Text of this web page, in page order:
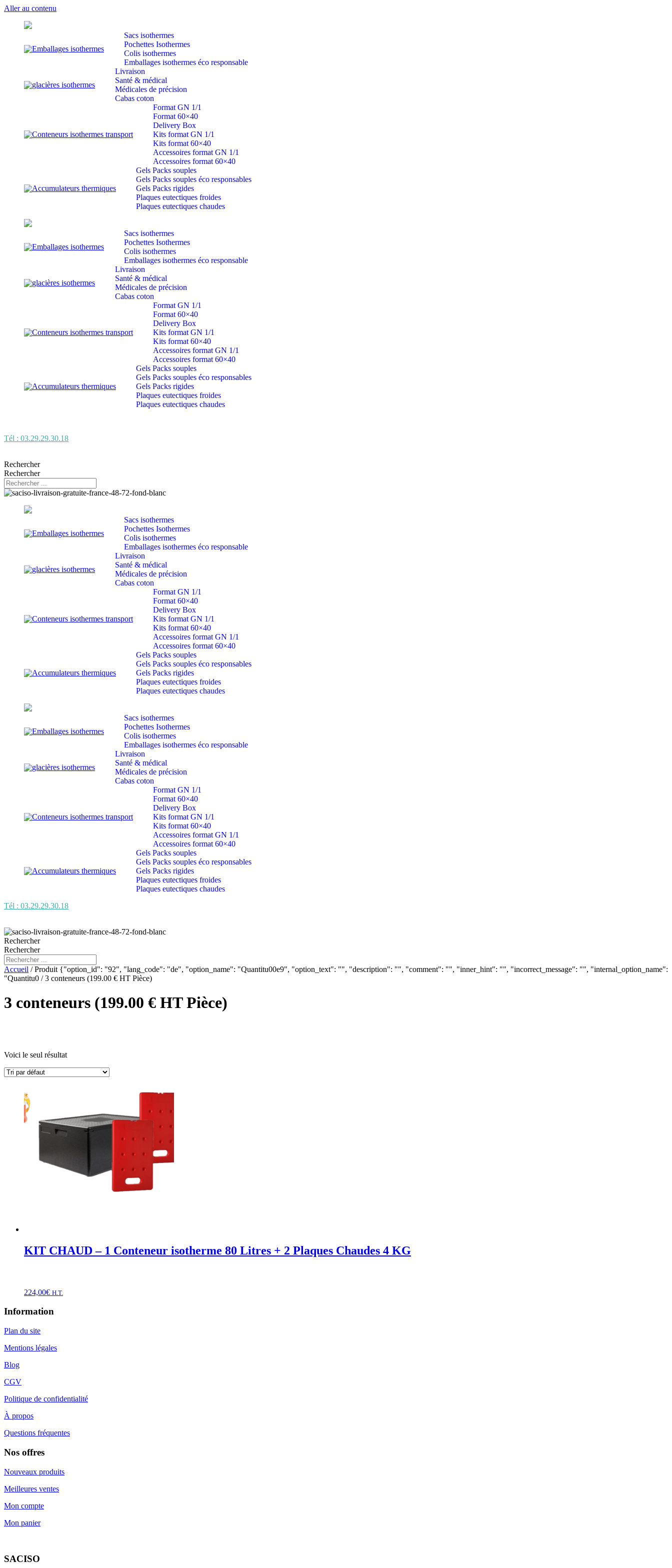
Aller au contenu
Emballages isothermes
Sacs isothermes
Pochettes Isothermes
Colis isothermes
Emballages isothermes éco responsable
glacières isothermes
Livraison
Santé & médical
Médicales de précision
Cabas coton
Conteneurs isothermes transport
Format GN 1/1
Format 60×40
Delivery Box
Kits format GN 1/1
Kits format 60×40
Accessoires format GN 1/1
Accessoires format 60×40
Accumulateurs thermiques
Gels Packs souples
Gels Packs souples éco responsables
Gels Packs rigides
Plaques eutectiques froides
Plaques eutectiques chaudes
Emballages isothermes
Sacs isothermes
Pochettes Isothermes
Colis isothermes
Emballages isothermes éco responsable
glacières isothermes
Livraison
Santé & médical
Médicales de précision
Cabas coton
Conteneurs isothermes transport
Format GN 1/1
Format 60×40
Delivery Box
Kits format GN 1/1
Kits format 60×40
Accessoires format GN 1/1
Accessoires format 60×40
Accumulateurs thermiques
Gels Packs souples
Gels Packs souples éco responsables
Gels Packs rigides
Plaques eutectiques froides
Plaques eutectiques chaudes
Tél : 03.29.29.30.18
Rechercher
Rechercher
Emballages isothermes
Sacs isothermes
Pochettes Isothermes
Colis isothermes
Emballages isothermes éco responsable
glacières isothermes
Livraison
Santé & médical
Médicales de précision
Cabas coton
Conteneurs isothermes transport
Format GN 1/1
Format 60×40
Delivery Box
Kits format GN 1/1
Kits format 60×40
Accessoires format GN 1/1
Accessoires format 60×40
Accumulateurs thermiques
Gels Packs souples
Gels Packs souples éco responsables
Gels Packs rigides
Plaques eutectiques froides
Plaques eutectiques chaudes
Emballages isothermes
Sacs isothermes
Pochettes Isothermes
Colis isothermes
Emballages isothermes éco responsable
glacières isothermes
Livraison
Santé & médical
Médicales de précision
Cabas coton
Conteneurs isothermes transport
Format GN 1/1
Format 60×40
Delivery Box
Kits format GN 1/1
Kits format 60×40
Accessoires format GN 1/1
Accessoires format 60×40
Accumulateurs thermiques
Gels Packs souples
Gels Packs souples éco responsables
Gels Packs rigides
Plaques eutectiques froides
Plaques eutectiques chaudes
Tél : 03.29.29.30.18
Rechercher
Rechercher
Accueil / Produit {"option_id": "92", "lang_code": "de", "option_name": "Quantitu00e9", "option_text": "", "description": "", "comment": "", "inner_hint": "", "incorrect_message": "", "internal_option_name":
"Quantitu0 / 3 conteneurs (199.00 € HT Pièce)
3 conteneurs (199.00 € HT Pièce)
Voici le seul résultat
KIT CHAUD – 1 Conteneur isotherme 80 Litres + 2 Plaques Chaudes 4 KG
224,00€ H.T.
Information
Plan du site
Mentions légales
Blog
CGV
Politique de confidentialité
À propos
Questions fréquentes
Nos offres
Nouveaux produits
Meilleures ventes
Mon compte
Mon panier
SACISO